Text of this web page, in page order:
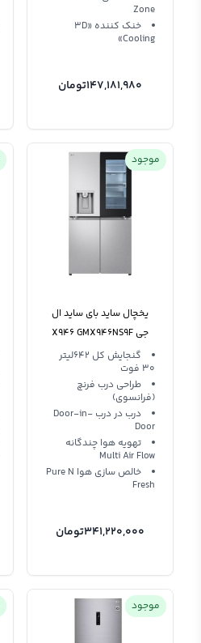
Zone
خنک کننده «3D
Cooling»
147,181,980تومان
موجود
یخچال ساید بای ساید ال
جی X946 GMX946NS9F
گنجایش کل 642لیتر
30 فوت
طراحی درب فرنچ
(فرانسوی)
درب در درب Door-in-
Door
تهویه هوا چندگانه
Multi Air Flow
خالص‌ سازی هوا Pure N
Fresh
341,220,000تومان
موجود